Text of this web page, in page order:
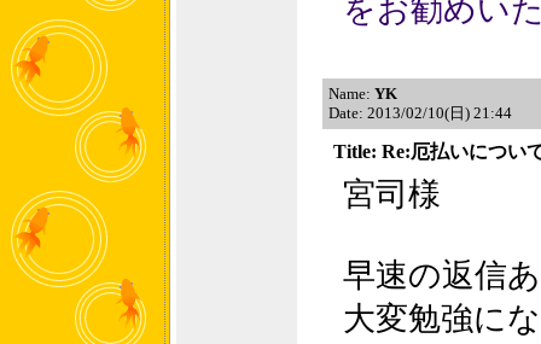
をお勧めい
Name: YK
Date: 2013/02/10(日) 21:44
Title: Re:厄払いについ
宮司様
早速の返信
大変勉強に